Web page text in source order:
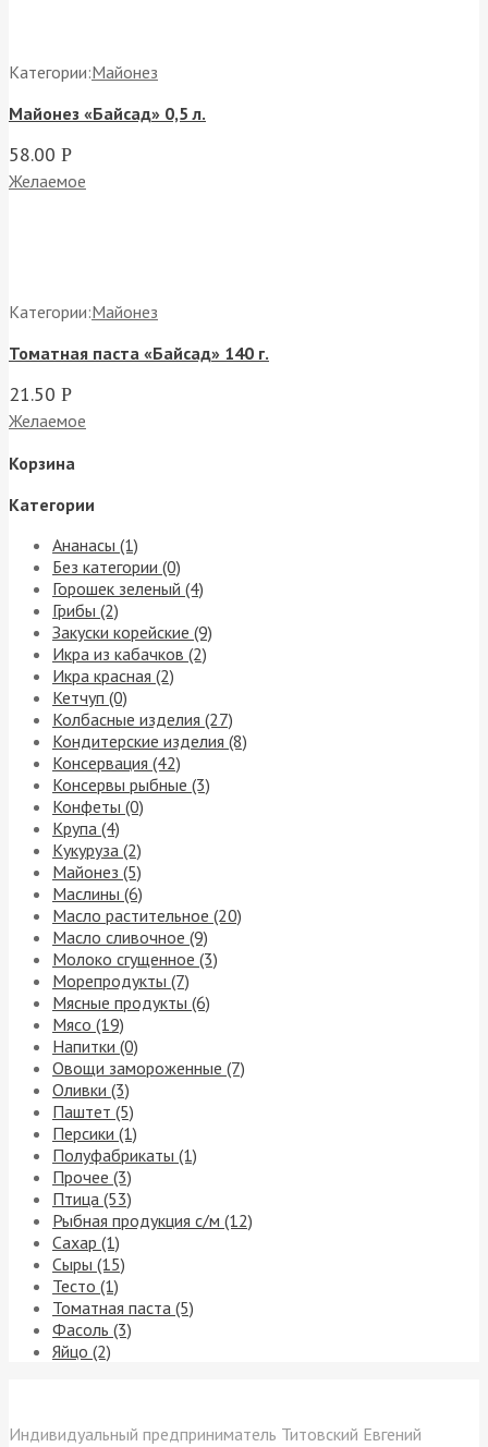
Категории:Майонез
Майонез «Байсад» 0,5 л.
58.00 Р
Желаемое
Категории:Майонез
Томатная паста «Байсад» 140 г.
21.50 Р
Желаемое
Корзина
Категории
Ананасы (1)
Без категории (0)
Горошек зеленый (4)
Грибы (2)
Закуски корейские (9)
Икра из кабачков (2)
Икра красная (2)
Кетчуп (0)
Колбасные изделия (27)
Кондитерские изделия (8)
Консервация (42)
Консервы рыбные (3)
Конфеты (0)
Крупа (4)
Кукуруза (2)
Майонез (5)
Маслины (6)
Масло растительное (20)
Масло сливочное (9)
Молоко сгущенное (3)
Морепродукты (7)
Мясные продукты (6)
Мясо (19)
Напитки (0)
Овощи замороженные (7)
Оливки (3)
Паштет (5)
Персики (1)
Полуфабрикаты (1)
Прочее (3)
Птица (53)
Рыбная продукция с/м (12)
Сахар (1)
Сыры (15)
Тесто (1)
Томатная паста (5)
Фасоль (3)
Яйцо (2)
Индивидуальный предприниматель Титовский Евгений